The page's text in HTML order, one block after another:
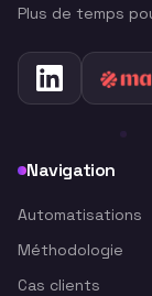
Plus de temps
Navigation
Automatisations
Méthodologie
Cas clients